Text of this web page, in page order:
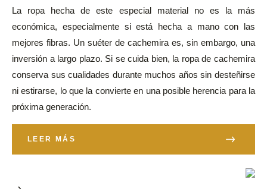
La ropa hecha de este especial material no es la más
económica, especialmente si está hecha a mano con las
mejores fibras. Un suéter de cachemira es, sin embargo, una
inversión a largo plazo. Si se cuida bien, la ropa de cachemira
conserva sus cualidades durante muchos años sin desteñirse
ni estirarse, lo que la convierte en una posible herencia para la
próxima generación.
LEER MÁS